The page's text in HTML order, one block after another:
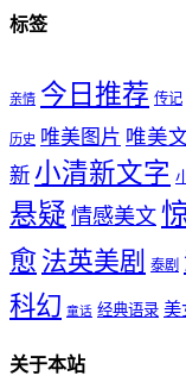
标签
亲情 今日推荐 传记
历史 唯美图片 唯美
新 小清新文字
悬疑 情感美文
愈 法英美剧 泰剧
科幻 童话 经典语录 美
关于本站